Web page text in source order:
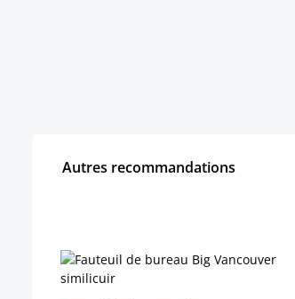
Autres recommandations